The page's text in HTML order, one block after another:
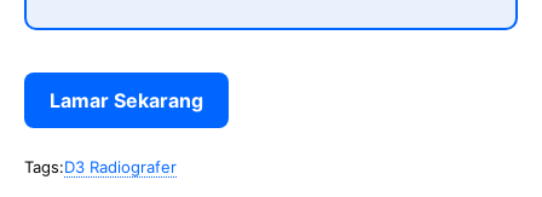
Lamar Sekarang
Tags:D3 Radiografer